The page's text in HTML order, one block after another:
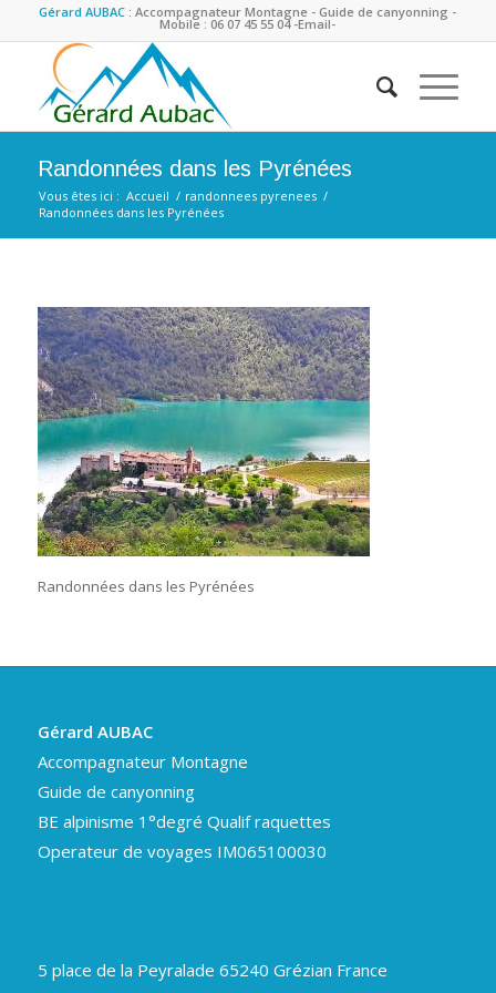
Gérard AUBAC :Accompagnateur Montagne - Guide de canyonning -
Mobile : 06 07 45 55 04 -Email-
Randonnées dans les Pyrénées
Vous êtes ici : Accueil / randonnees pyrenees /
Randonnées dans les Pyrénées
Randonnées dans les Pyrénées
Gérard AUBAC
Accompagnateur Montagne
Guide de canyonning
BE alpinisme 1°degré Qualif raquettes
Operateur de voyages IM065100030
5 place de la Peyralade 65240 Grézian France